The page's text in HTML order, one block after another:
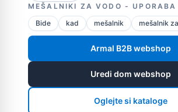
MEŠALNIKI ZA VODO - UPORABA
Bide
kad mešalnik mešalnik
Armal B2B webshop
Uredi dom webshop
Oglejte si kataloge